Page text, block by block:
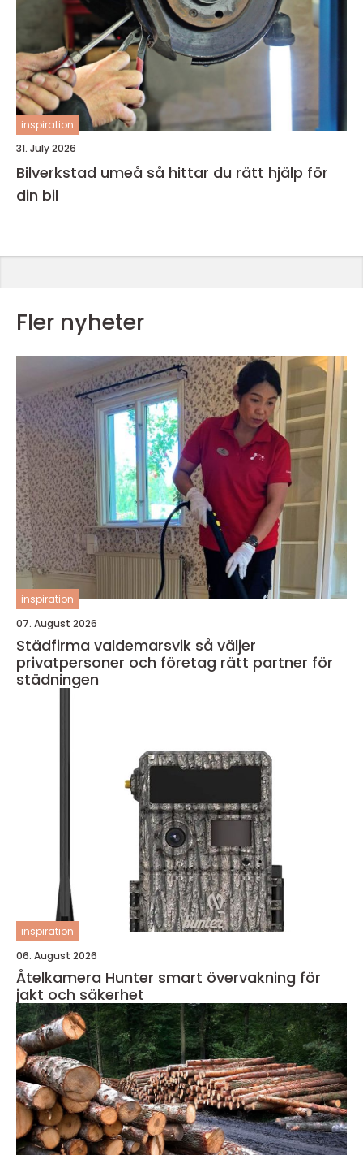
inspiration
31. July 2026
Bilverkstad umeå så hittar du rätt hjälp för
din bil
Fler nyheter
inspiration
07. August 2026
Städfirma valdemarsvik så väljer
privatpersoner och företag rätt partner för
städningen
inspiration
06. August 2026
Åtelkamera Hunter smart övervakning för
jakt och säkerhet